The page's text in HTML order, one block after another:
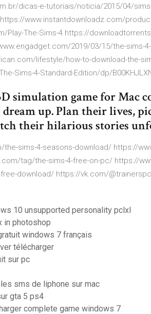
dicas-e-tutoriais/noticia/2015/04/
www.instantdownloadz.com/
Play-The-Sims-4 https://
2019/03/15/the-sims-
lifestyle/how-to-download-the-
Sims-4-Standard-Edition/dp/
simulation game for Mac
dream up. Plan their lives,
their hilarious stories
the-sims-4-seasons-download/ https://
tag/the-sims-4-free-on-pc/ https://
download/ https://vk.com/
10 unsupported personality pclxl
in photoshop
windows 7 français
télécharger
sur pc
sms de liphone sur mac
gta 5 ps4
complete game windows 7